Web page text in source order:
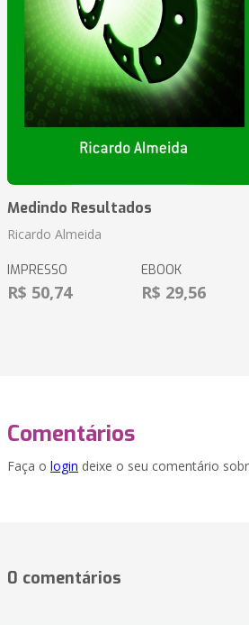
Medindo Resultados
Ricardo Almeida
IMPRESSO
R$ 50,74
EBOOK
R$ 29,56
Comentários
Faça o login deixe o seu comentário
0 comentários